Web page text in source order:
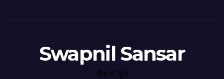
Swapnil Sansar
भीड़ से जुदा